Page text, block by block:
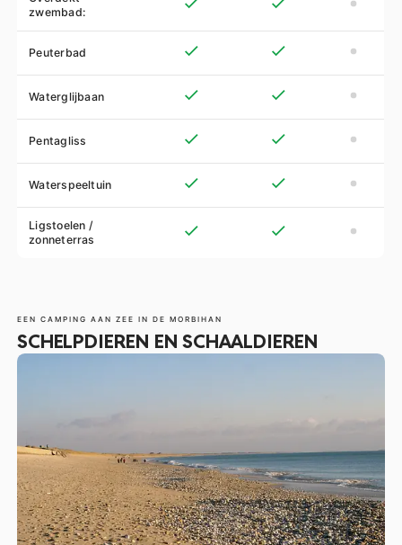
zwembad:
Peuterbad
Waterglijbaan
Pentagliss
Waterspeeltuin
Ligstoelen /
zonneterras
EEN CAMPING AAN ZEE IN DE MORBIHAN
SCHELPDIEREN EN SCHAALDIEREN